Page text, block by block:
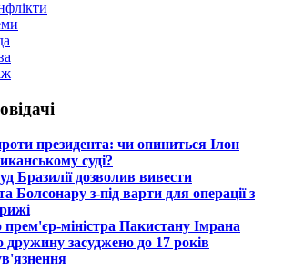
президента: чи опиниться Ілон
суді?
Бразилії дозволив вивести
Болсонару з-під варти для операції з
міністра Пакистану Імрана
дружину засуджено до 17 років